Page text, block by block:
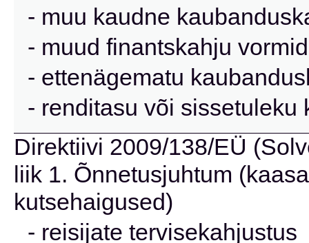
- muu kaudne
- muud finantskahju vormid
- ettenägematu
- renditasu või sissetuleku
Direktiivi 2009/138/EÜ
liik 1. Õnnetusjuhtum
kutsehaigused)
- reisijate tervisekahjustus